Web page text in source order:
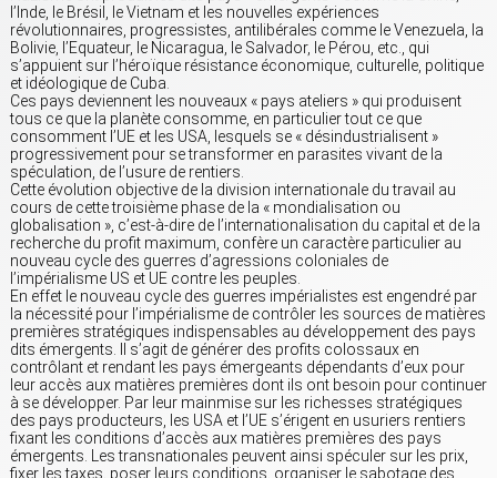
l’Inde, le Brésil, le Vietnam et les nouvelles expériences
révolutionnaires, progressistes, antilibérales comme le Venezuela, la
Bolivie, l’Equateur, le Nicaragua, le Salvador, le Pérou, etc., qui
s’appuient sur l’héroïque résistance économique, culturelle, politique
et idéologique de Cuba.
Ces pays deviennent les nouveaux « pays ateliers » qui produisent
tous ce que la planète consomme, en particulier tout ce que
consomment l’UE et les USA, lesquels se « désindustrialisent »
progressivement pour se transformer en parasites vivant de la
spéculation, de l’usure de rentiers.
Cette évolution objective de la division internationale du travail au
cours de cette troisième phase de la « mondialisation ou
globalisation », c’est-à-dire de l’internationalisation du capital et de la
recherche du profit maximum, confère un caractère particulier au
nouveau cycle des guerres d’agressions coloniales de
l’impérialisme US et UE contre les peuples.
En effet le nouveau cycle des guerres impérialistes est engendré par
la nécessité pour l’impérialisme de contrôler les sources de matières
premières stratégiques indispensables au développement des pays
dits émergents. Il s’agit de générer des profits colossaux en
contrôlant et rendant les pays émergeants dépendants d’eux pour
leur accès aux matières premières dont ils ont besoin pour continuer
à se développer. Par leur mainmise sur les richesses stratégiques
des pays producteurs, les USA et l’UE s’érigent en usuriers rentiers
fixant les conditions d’accès aux matières premières des pays
émergents. Les transnationales peuvent ainsi spéculer sur les prix,
fixer les taxes, poser leurs conditions, organiser le sabotage des